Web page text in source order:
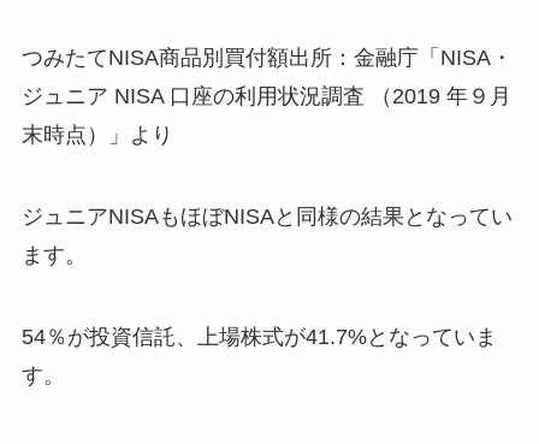
つみたてNISA商品別買付額出所：金融庁「NISA・
ジュニア NISA 口座の利用状況調査 （2019 年９月
末時点）」より
ジュニアNISAもほぼNISAと同様の結果となってい
ます。
54％が投資信託、上場株式が41.7%となっていま
す。